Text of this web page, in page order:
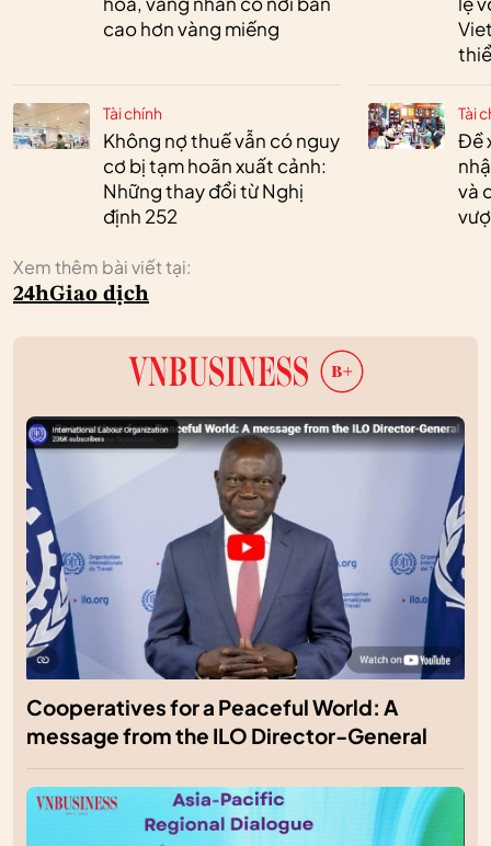
cao hơn vàng miếng
Tài chính
Không nợ thuế vẫn có nguy
cơ bị tạm hoãn xuất cảnh:
Những thay đổi từ Nghị
định 252
Tài
Đề
và
Xem thêm bài viết tại:
24hGiao dịch
Cooperatives for a Peaceful World: A
message from the ILO Director-General